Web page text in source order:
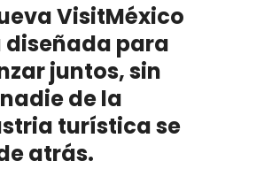
VisitMéxico
diseñada para
juntos, sin
de la
turística se
atrás.